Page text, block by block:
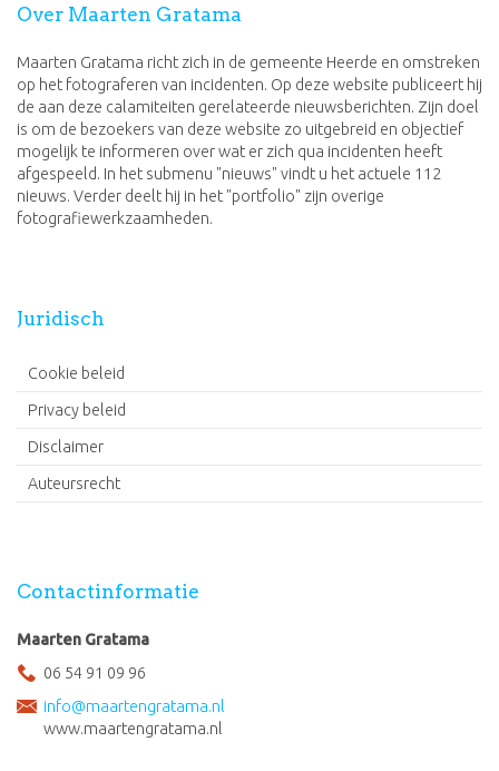
Over Maarten Gratama
Maarten Gratama richt zich in de gemeente Heerde en omstreken
op het fotograferen van incidenten. Op deze website publiceert hij
de aan deze calamiteiten gerelateerde nieuwsberichten. Zijn doel
is om de bezoekers van deze website zo uitgebreid en objectief
mogelijk te informeren over wat er zich qua incidenten heeft
afgespeeld. In het submenu "nieuws" vindt u het actuele 112
nieuws. Verder deelt hij in het "portfolio" zijn overige
fotografiewerkzaamheden.
Juridisch
Cookie beleid
Privacy beleid
Disclaimer
Auteursrecht
Contactinformatie
Maarten Gratama
06 54 91 09 96
info@maartengratama.nl
www.maartengratama.nl